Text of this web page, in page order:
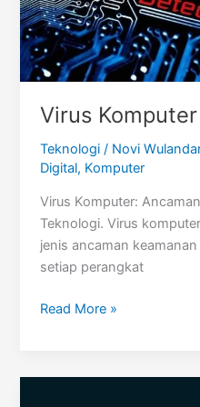
Virus Komputer
Teknologi / Novi
Digital, Komputer
Virus Komputer:
Teknologi. Virus
jenis ancaman
setiap perangkat
Virus
Read More »